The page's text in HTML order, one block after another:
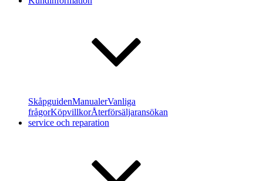
SkåpguidenManualerVanliga
frågorKöpvillkorÅterförsäljaransökan
service och reparation